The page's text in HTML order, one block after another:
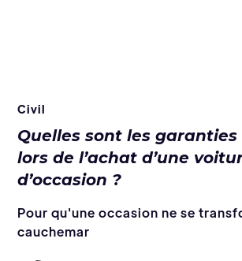
Civil
Quelles sont les garanties
lors de l’achat d’une
d’occasion ?
Pour qu'une occasion ne se
cauchemar